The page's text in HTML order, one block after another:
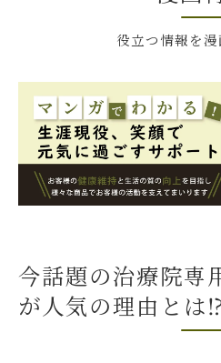
信頼できる治療院専用
成分の選定基準とそ
他のサプリとの併用
購入前に確認すべき
効果的な摂取計画の
専門家のアドバイス
健康習慣の第一歩と
習慣化するためのヒ
役立つ情報を
今話題の治療院専
が人気の理由とは⁉️